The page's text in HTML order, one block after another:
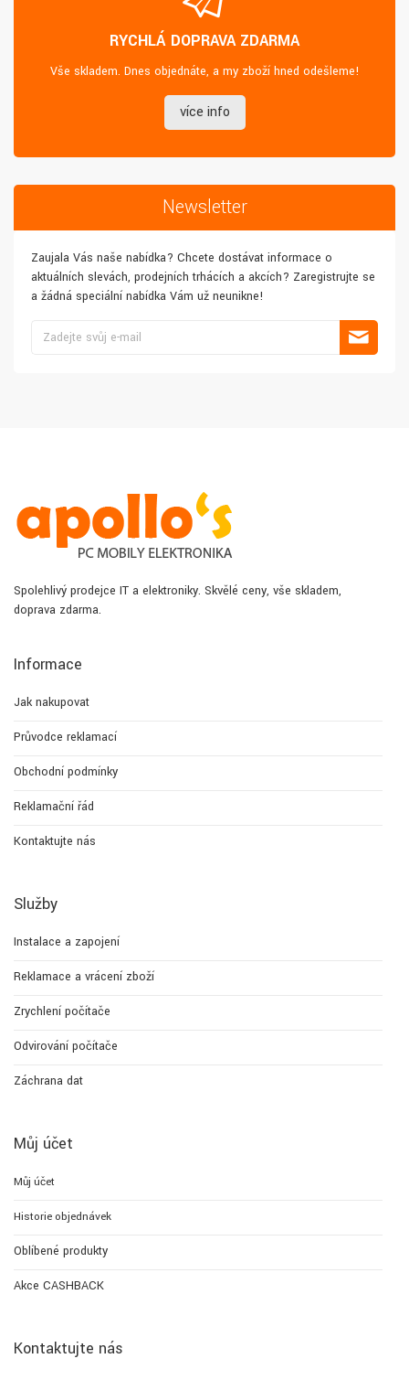
RYCHLÁ DOPRAVA ZDARMA
Vše skladem. Dnes objednáte, a my zboží hned odešleme!
více info
Newsletter
Zaujala Vás naše nabídka? Chcete dostávat informace o
aktuálních slevách, prodejních trhácích a akcích? Zaregistrujte se
a žádná speciální nabídka Vám už neunikne!
Spolehlivý prodejce IT a elektroniky. Skvělé ceny, vše skladem,
doprava zdarma.
Informace
Jak nakupovat
Průvodce reklamací
Obchodní podmínky
Reklamační řád
Kontaktujte nás
Služby
Instalace a zapojení
Reklamace a vrácení zboží
Zrychlení počítače
Odvirování počítače
Záchrana dat
Můj účet
Můj účet
Historie objednávek
Oblíbené produkty
Akce CASHBACK
Kontaktujte nás